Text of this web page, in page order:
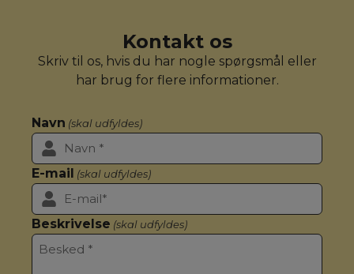
Kontakt os
Skriv til os, hvis du har nogle spørgsmål eller
har brug for flere informationer.
Navn (skal udfyldes)
E-mail (skal udfyldes)
Beskrivelse (skal udfyldes)